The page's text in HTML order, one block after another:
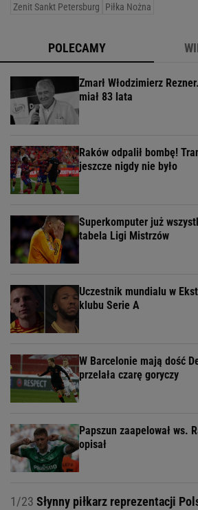
Zenit Sankt Petersburg Piłka Nożna
POLECAMY
Zmarł Włodzimierz
miał 83 lata
Raków odpalił bombę!
jeszcze nigdy nie było
Superkomputer już
tabela Ligi Mistrzów
Uczestnik mundialu w
klubu Serie A
W Barcelonie mają dość
przelała czarę goryczy
Papszun zaapelował ws.
opisał
1/23 Słynny piłkarz reprezentacji